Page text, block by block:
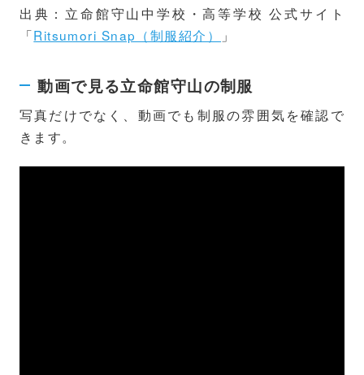
出典：立命館守山中学校・高等学校 公式サイト
「Ritsumori Snap（制服紹介） 」
動画で見る立命館守山の制服
写真だけでなく、動画でも制服の雰囲気を確認で
きます。